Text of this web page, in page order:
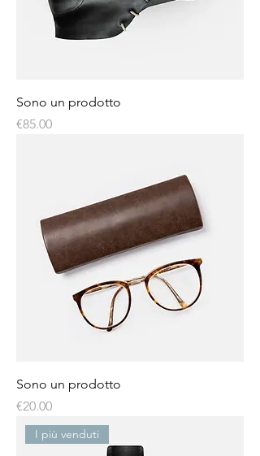
Sono un prodotto
Price
€85.00
Sono un prodotto
Price
€20.00
I più venduti